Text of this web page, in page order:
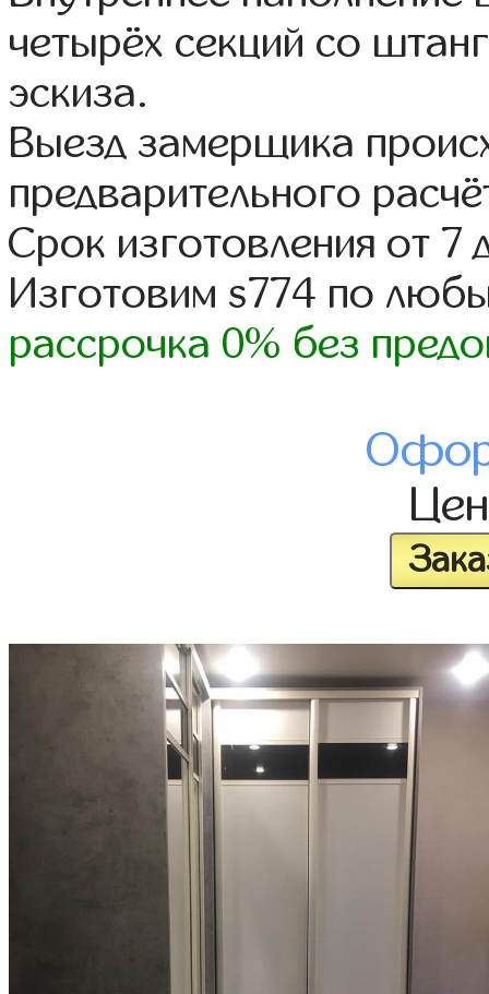
четырёх секций со
эскиза.
Выезд замерщика
предварительного
Срок изготовления от 7
Изготовим s774 по
рассрочка 0% без